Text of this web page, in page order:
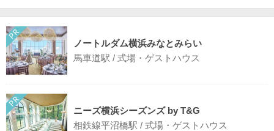
ノートルダム横浜みなとみらい
馬車道駅 / 式場・ゲストハウス
ニーズ横浜シーズンズ by T&G
相鉄線平沼橋駅 / 式場・ゲストハウス